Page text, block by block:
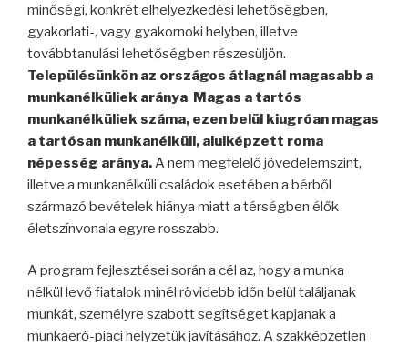
minőségi, konkrét elhelyezkedési lehetőségben,
gyakorlati-, vagy gyakornoki helyben, illetve
továbbtanulási lehetőségben részesüljön.
Településünkön az országos átlagnál magasabb a
munkanélküliek aránya. Magas a tartós
munkanélküliek száma, ezen belül kiugróan magas
a tartósan munkanélküli, alulképzett roma
népesség aránya. A nem megfelelő jövedelemszint,
illetve a munkanélküli családok esetében a bérből
származó bevételek hiánya miatt a térségben élők
életszínvonala egyre rosszabb.
A program fejlesztései során a cél az, hogy a munka
nélkül levő fiatalok minél rövidebb időn belül találjanak
munkát, személyre szabott segítséget kapjanak a
munkaerő-piaci helyzetük javításához. A szakképzetlen